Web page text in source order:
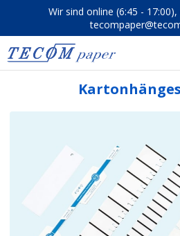
Wir sind online (6:45 -